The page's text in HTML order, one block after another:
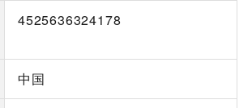
4525636324178
中国